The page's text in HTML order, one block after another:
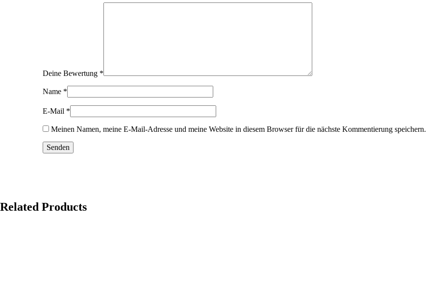
Deine Bewertung *
Name *
E-Mail *
Meinen Namen, meine E-Mail-Adresse und meine Website in diesem Browser für die nächste Kommentierung speichern.
Related Products